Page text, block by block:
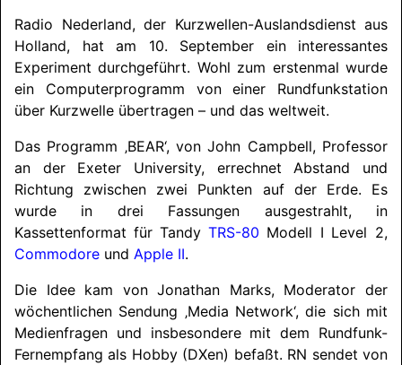
Radio Nederland, der Kurzwellen-Auslandsdienst aus
Holland, hat am 10. September ein interessantes
Experiment durchgeführt. Wohl zum erstenmal wurde
ein Computerprogramm von einer Rundfunkstation
über Kurzwelle übertragen – und das weltweit.
Das Programm ‚BEAR‘, von John Campbell, Professor
an der Exeter University, errechnet Abstand und
Richtung zwischen zwei Punkten auf der Erde. Es
wurde in drei Fassungen ausgestrahlt, in
Kassettenformat für Tandy TRS-80 Modell I Level 2,
Commodore und Apple II.
Die Idee kam von Jonathan Marks, Moderator der
wöchentlichen Sendung ‚Media Network‘, die sich mit
Medienfragen und insbesondere mit dem Rundfunk-
Fernempfang als Hobby (DXen) befaßt. RN sendet von